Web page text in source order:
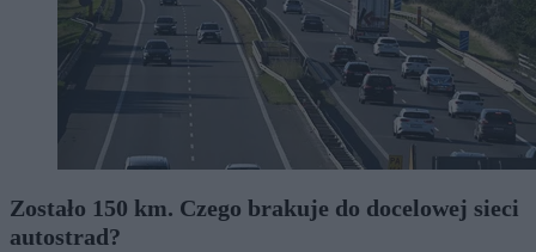
Zostało 150 km. Czego brakuje do docelowej sieci
autostrad?